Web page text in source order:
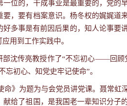
位的，干成事业是最重要的，党的
，要有档案意识。杨冬权的娓娓道
多事是有前因后果的，知人论事要
用到工作实践中。
部沈传亮教授作了“不忘初心——回顾
忘初心、知党史牢记使命”。
》为题为与会党员讲党课。聂常虹
给了祖国，是我国老一辈知识分子